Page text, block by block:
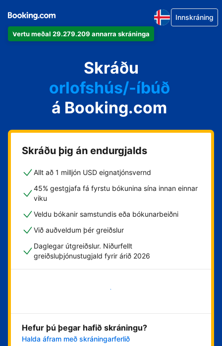
Vertu meðal 29.279.209 annarra skráninga
Innskráning
Skráðu
íbúðina þína
hótelið þitt
orlofshús/-íbúð
gistihúsið þitt
gistiheimilið þitt
á Booking.com
Skráðu þig án endurgjalds
Allt að 1 milljón USD eignatjónsvernd
45% gestgjafa fá fyrstu bókunina sína innan einnar
viku
Veldu bókanir samstundis eða bókunarbeiðni
Við auðveldum þér greiðslur
Daglegar útgreiðslur. Niðurfellt
greiðsluþjónustugjald fyrir árið 2026
Byrja núna
Hefur þú þegar hafið skráningu?
Halda áfram með skráningarferlið